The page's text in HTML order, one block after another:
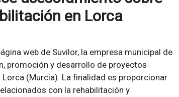
en Lorca
web de Suvilor, la empresa municipal de
promoción y desarrollo de proyectos
(Murcia). La finalidad es proporcionar
con la rehabilitación y